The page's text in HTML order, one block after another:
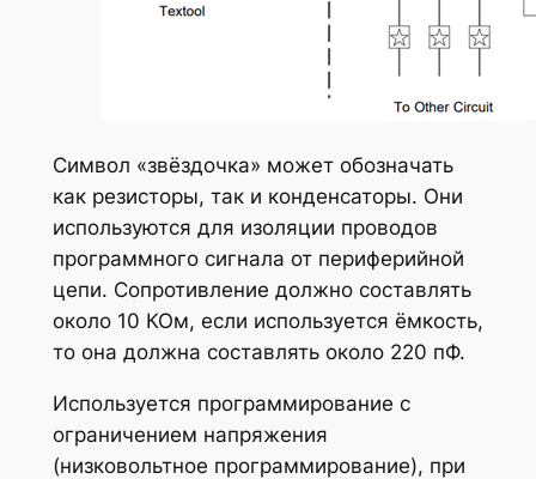
Символ «звёздочка» может обозначать
как резисторы, так и конденсаторы. Они
используются для изоляции проводов
программного сигнала от периферийной
цепи. Сопротивление должно составлять
около 10 КОм, если используется ёмкость,
то она должна составлять около 220 пФ.
Используется программирование с
ограничением напряжения
(низковольтное программирование), при